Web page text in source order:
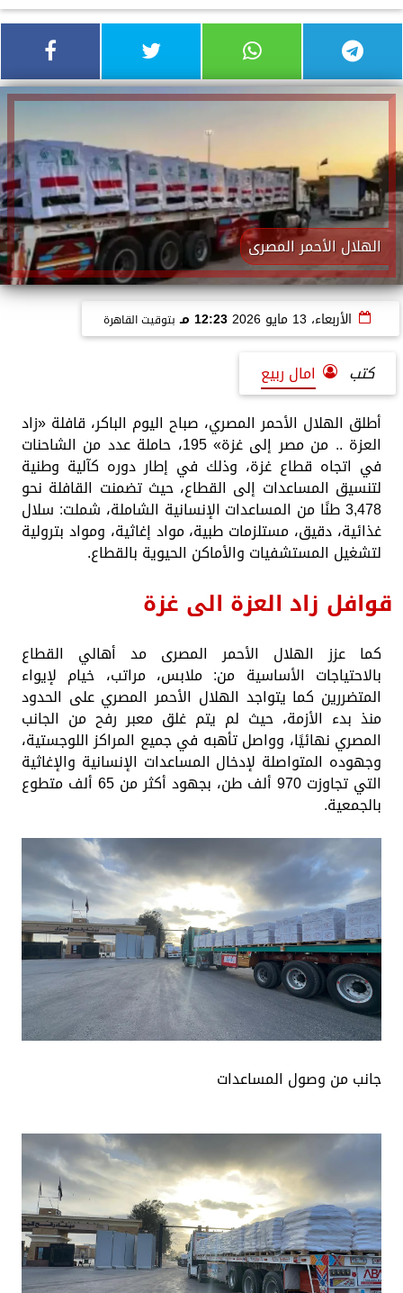
الهلال الأحمر المصرى
الأربعاء، 13 مايو 2026 12:23 مـ بتوقيت القاهرة
كتب
امال ربيع
أطلق الهلال الأحمر المصري، صباح اليوم الباكر، قافلة «زاد
العزة .. من مصر إلى غزة» 195، حاملة عدد من الشاحنات
في اتجاه قطاع غزة، وذلك في إطار دوره كآلية وطنية
لتنسيق المساعدات إلى القطاع، حيث تضمنت القافلة نحو
3,478 طنًا من المساعدات الإنسانية الشاملة، شملت: سلال
غذائية، دقيق، مستلزمات طبية، مواد إغاثية، ومواد بترولية
لتشغيل المستشفيات والأماكن الحيوية بالقطاع.
قوافل زاد العزة الى غزة
كما عزز الهلال الأحمر المصرى مد أهالي القطاع
بالاحتياجات الأساسية من: ملابس، مراتب، خيام لإيواء
المتضررين كما يتواجد الهلال الأحمر المصري على الحدود
منذ بدء الأزمة، حيث لم يتم غلق معبر رفح من الجانب
المصري نهائيًا، وواصل تأهبه في جميع المراكز اللوجستية،
وجهوده المتواصلة لإدخال المساعدات الإنسانية والإغاثية
التي تجاوزت 970 ألف طن، بجهود أكثر من 65 ألف متطوع
بالجمعية.
جانب من وصول المساعدات